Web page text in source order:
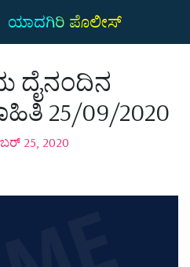
ಯಾದಗಿರಿ ಪೊಲೀಸ್
ದೈನಂದಿನ
25/09/2020
25, 2020